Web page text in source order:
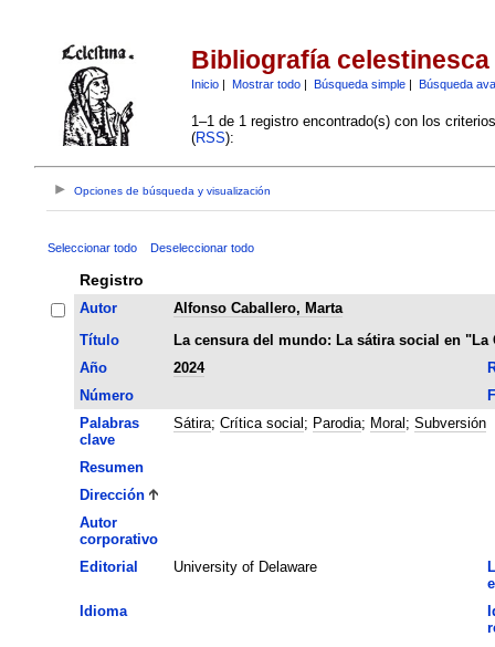
Bibliografía celestinesca
Inicio| Mostrar todo| Búsqueda simple| Búsqueda
1–1 de 1 registro encontrado(s) con los
(RSS):
Opciones de búsqueda y visualización
Seleccionar todo Deseleccionar todo
Registro
Autor
Alfonso Caballero, Marta
Título
La censura del mundo: La sátira social en "La
Año
2024
Número
Palabras
clave
Sátira; Crítica social ; Parodia; Moral ; Subversión
Resumen
Dirección
Autor
corporativo
Editorial
University of Delaware
Idioma